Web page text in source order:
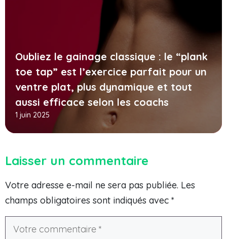
Oubliez le gainage classique : le “plank
toe tap” est l’exercice parfait pour un
ventre plat, plus dynamique et tout
aussi efficace selon les coachs
1 juin 2025
Laisser un commentaire
Votre adresse e-mail ne sera pas publiée. Les
champs obligatoires sont indiqués avec *